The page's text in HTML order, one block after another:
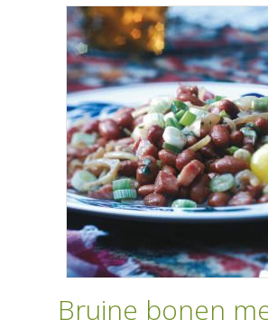
HOME
RECEPTEN
Bruine bonen